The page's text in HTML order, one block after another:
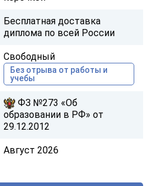
Бесплатная доставка
диплома по всей России
Свободный
Без отрыва от работы и
учебы
ФЗ №273 «Об
образовании в РФ» от
29.12.2012
Август 2026